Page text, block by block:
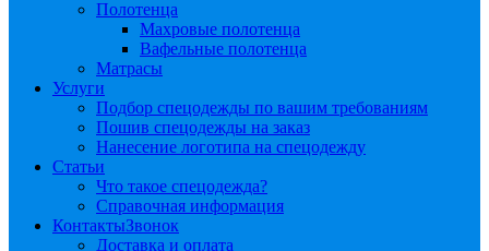
Полотенца
Махровые полотенца
Вафельные полотенца
Матрасы
Услуги
Подбор спецодежды по вашим требованиям
Пошив спецодежды на заказ
Нанесение логотипа на спецодежду
Статьи
Что такое спецодежда?
Справочная информация
КонтактыЗвонок
Доставка и оплата